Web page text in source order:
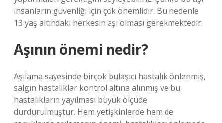
insanların güvenliği için çok önemlidir. Bu nedenle
13 yaş altındaki herkesin aşı olması gerekmektedir.
Aşının önemi nedir?
Aşılama sayesinde birçok bulaşıcı hastalık önlenmiş,
salgın hastalıklar kontrol altına alınmış ve bu
hastalıkların yayılması büyük ölçüde
durdurulmuştur. Hem yetişkinlerde hem de